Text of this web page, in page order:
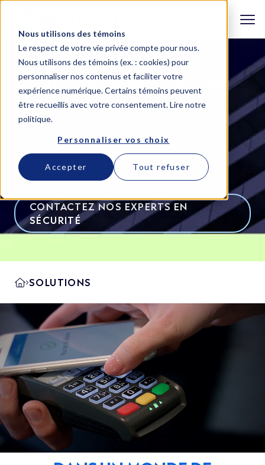
Nous utilisons des témoins
Le respect de votre vie privée compte pour nous.
Nous utilisons des témoins (ex. : cookies) pour
personnaliser nos contenus et faciliter votre
expérience numérique. Certains témoins peuvent
être recueillis avec votre consentement.Lire notre
politique.
Personnaliser vos choix
Accepter Tout refuser
Solutions de services de
sécurité gérés (MSSP)
Protégez votre entreprise avec
l'expertise NOVIPRO
CONTACTEZ NOS EXPERTS EN
SÉCURITÉ
SOLUTIONS